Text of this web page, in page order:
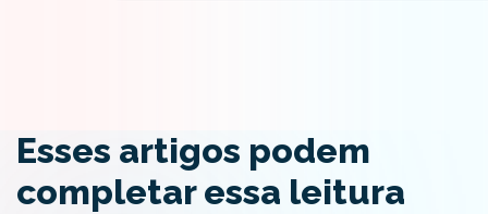
Esses artigos podem
completar essa leitura